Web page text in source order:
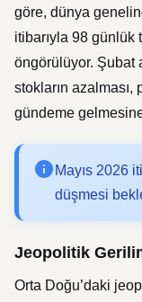
göre, dünya
itibarıyla 98
öngörülüyor. Şubat
stokların
gündeme
Mayıs 2026
düşmesi
Jeopolitik
Orta Doğu’daki